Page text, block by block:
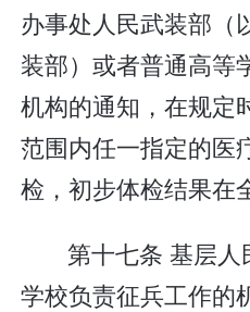
办事处人民武装部（
装部）或者普通高等
机构的通知，在规定
范围内任一指定的医
检，初步体检结果在
第十七条 基层
学校负责征兵工作的